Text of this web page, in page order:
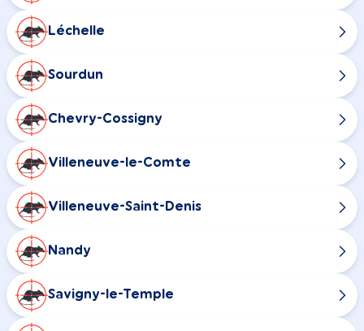
Léchelle
Sourdun
Chevry-Cossigny
Villeneuve-le-Comte
Villeneuve-Saint-Denis
Nandy
Savigny-le-Temple